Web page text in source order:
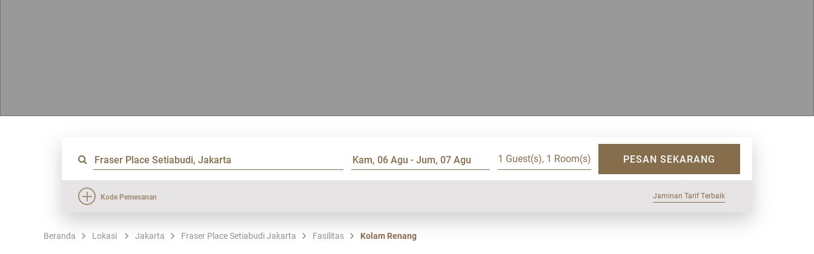
1 Guest(s), 1 Room(s) PESAN SEKARANG
Kode Pemesanan Jaminan Tarif Terbaik
Beranda Lokasi Jakarta Fraser Place Setiabudi Jakarta Fasilitas Kolam Renang